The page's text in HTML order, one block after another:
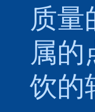
质量
属的
饮的